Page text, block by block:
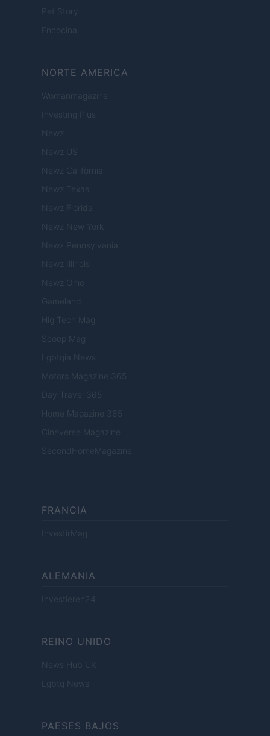
Pet Story
Encocina
NORTE AMERICA
Womanmagazine
Investing Plus
Newz
Newz US
Newz California
Newz Texas
Newz Florida
Newz New York
Newz Pennsylvania
Newz Illinois
Newz Ohio
Gameland
Hig Tech Mag
Scoop Mag
Lgbtqia News
Motors Magazine 365
Day Travel 365
Home Magazine 365
Cineverse Magazine
SecondHomeMagazine
FRANCIA
InvestirMag
ALEMANIA
Investieren24
REINO UNIDO
News Hub UK
Lgbtq News
PAESES BAJOS